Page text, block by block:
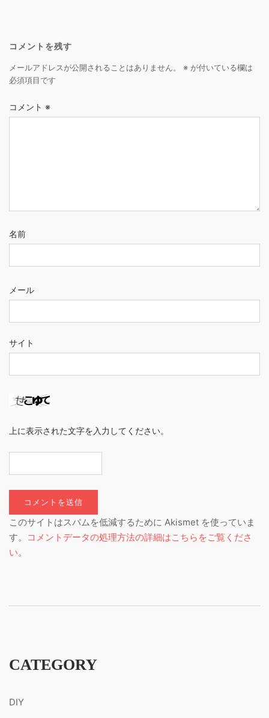
コメントを残す
メールアドレスが公開されることはありません。 ※ が付いている欄は
必須項目です
コメント ※
名前
メール
サイト
上に表示された文字を入力してください。
このサイトはスパムを低減するために Akismet を使っていま
す。
コメントデータの処理方法の詳細はこちらをご覧くださ
い。
CATEGORY
DIY